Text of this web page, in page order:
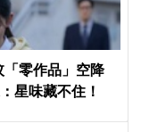
零作品」空降
星味藏不住！